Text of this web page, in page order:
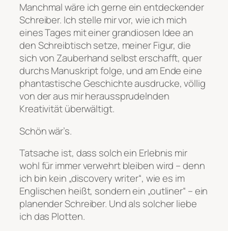
Manchmal wäre ich gerne ein entdeckender
Schreiber. Ich stelle mir vor, wie ich mich
eines Tages mit einer grandiosen Idee an
den Schreibtisch setze, meiner Figur, die
sich von Zauberhand selbst erschafft, quer
durchs Manuskript folge, und am Ende eine
phantastische Geschichte ausdrucke, völlig
von der aus mir heraussprudelnden
Kreativität überwältigt.
Schön wär’s.
Tatsache ist, dass solch ein Erlebnis mir
wohl für immer verwehrt bleiben wird – denn
ich bin kein „discovery writer“, wie es im
Englischen heißt, sondern ein „outliner“ – ein
planender Schreiber. Und als solcher liebe
ich das Plotten.